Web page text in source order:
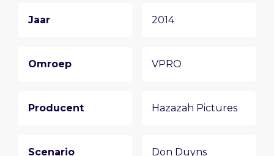
Jaar 2014
Omroep VPRO
Producent Hazazah Pictures
Scenario Don Duyns